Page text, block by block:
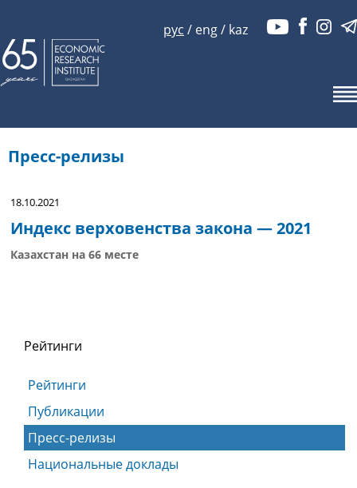
рус / eng/ kaz
Пресс-релизы
18.10.2021
Индекс верховенства закона — 2021
Казахстан на 66 месте
Рейтинги
Рейтинги
Публикации
Пресс-релизы
Национальные доклады